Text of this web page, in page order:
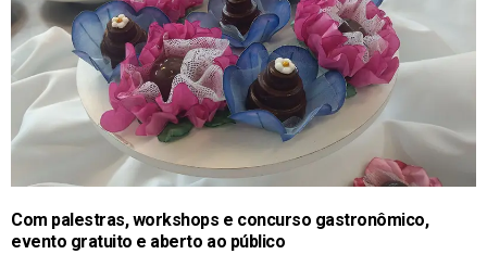
Com palestras, workshops e concurso gastronômico,
evento gratuito e aberto ao público